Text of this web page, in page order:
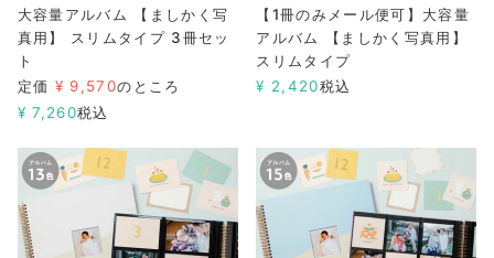
大容量アルバム 【ましかく写
真用】 スリムタイプ 3冊セッ
ト
定価 ¥ 9,570のところ
¥ 7,260税込
【1冊のみメール便可】大容量
アルバム 【ましかく写真用】
スリムタイプ
¥ 2,420税込